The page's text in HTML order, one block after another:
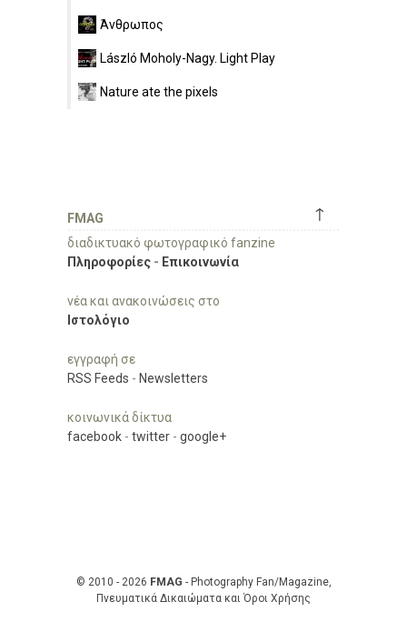
Άνθρωπος
László Moholy-Nagy. Light Play
Nature ate the pixels
↑
FMAG
διαδικτυακό φωτογραφικό fanzine
Πληροφορίες - Επικοινωνία
νέα και ανακοινώσεις στο
Ιστολόγιο
εγγραφή σε
RSS Feeds - Newsletters
κοινωνικά δίκτυα
facebook - twitter - google+
© 2010 - 2026 FMAG - Photography Fan/Magazine,
Πνευματικά Δικαιώματα και Όροι Χρήσης